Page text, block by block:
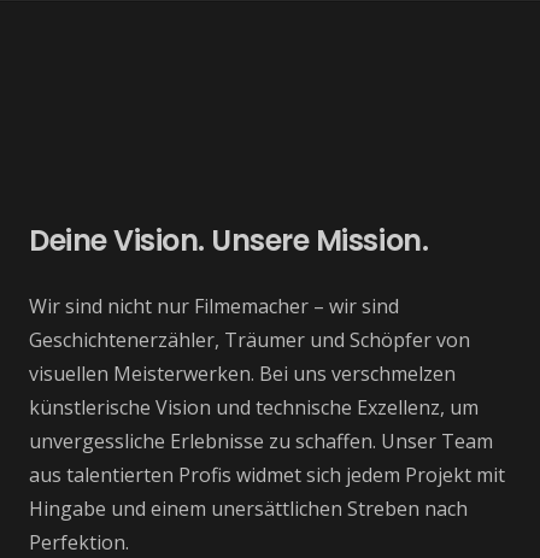
Deine Vision. Unsere Mission.
Wir sind nicht nur Filmemacher – wir sind
Geschichtenerzähler, Träumer und Schöpfer von
visuellen Meisterwerken. Bei uns verschmelzen
künstlerische Vision und technische Exzellenz, um
unvergessliche Erlebnisse zu schaffen. Unser Team
aus talentierten Profis widmet sich jedem Projekt mit
Hingabe und einem unersättlichen Streben nach
Perfektion.